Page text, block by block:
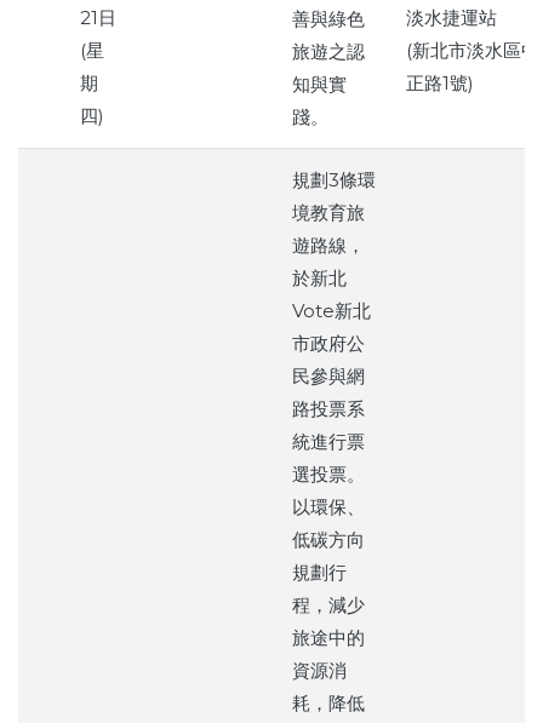
善與綠色
旅遊之認
知與實
踐。
21日
(星
期
四)
淡水捷運站
(新北市淡水區中
正路1號)
規劃3條環
境教育旅
遊路線，
於新北
Vote新北
市政府公
民參與網
路投票系
統進行票
選投票。
以環保、
低碳方向
規劃行
程，減少
旅途中的
資源消
耗，降低